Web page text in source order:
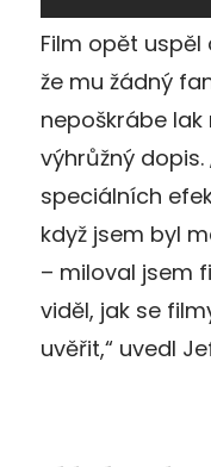
Film opět uspěl
že mu žádný
nepoškrábe
výhrůžný dopis.
speciálních
když jsem byl
– miloval jsem
viděl, jak se
uvěřit,“ uvedl